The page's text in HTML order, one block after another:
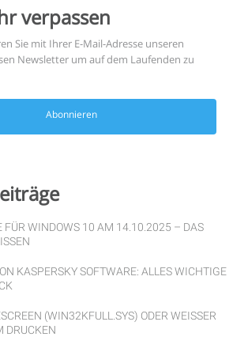
verpassen
Sie mit Ihrer E-Mail-Adresse unseren
Newsletter um auf dem Laufenden zu
Abonnieren
FÜR WINDOWS 10 AM 14.10.2025 – DAS
KASPERSKY SOFTWARE: ALLES WICHTIGE
(WIN32KFULL.SYS) ODER WEISSER S